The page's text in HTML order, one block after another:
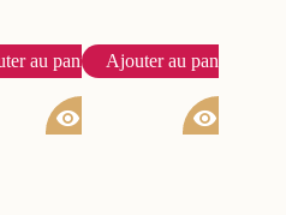
au panier
visibility
Ajouter au panier
visibility